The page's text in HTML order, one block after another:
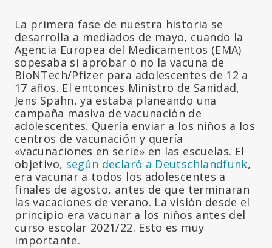
La primera fase de nuestra historia se
desarrolla a mediados de mayo, cuando la
Agencia Europea del Medicamentos (EMA)
sopesaba si aprobar o no la vacuna de
BioNTech/Pfizer para adolescentes de 12 a
17 años. El entonces Ministro de Sanidad,
Jens Spahn, ya estaba planeando una
campaña masiva de vacunación de
adolescentes. Quería enviar a los niños a los
centros de vacunación y quería
«vacunaciones en serie» en las escuelas. El
objetivo, según declaró a Deutschlandfunk,
era vacunar a todos los adolescentes a
finales de agosto, antes de que terminaran
las vacaciones de verano. La visión desde el
principio era vacunar a los niños antes del
curso escolar 2021/22. Esto es muy
importante.